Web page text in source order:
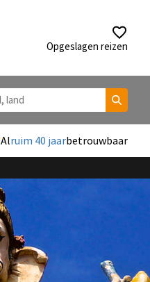
Opgeslagen reizen
Alruim 40 jaarbetrouwbaar